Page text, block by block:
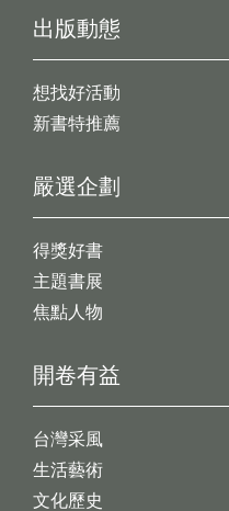
出版動態
想找好活動
新書特推薦
開卷有益
台灣采風
生活藝術
文化歷史
嚴選企劃
得獎好書
主題書展
焦點人物